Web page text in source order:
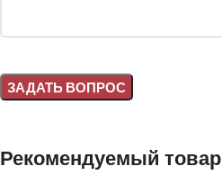
Рекомендуемый товар